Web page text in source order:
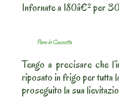
Infornate a 180â€² per
Pane in Cassetta
Tengo a precisare che
riposato in frigo per tutta
proseguito la sua